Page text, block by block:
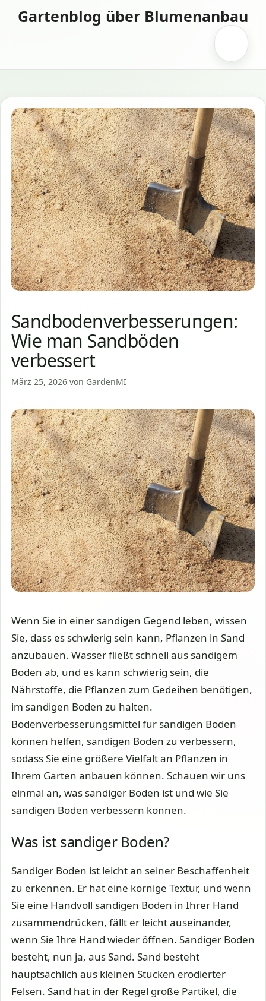
InhaltGartenblog über Blumenanbau
Sandbodenverbesserungen:
Wie man Sandböden
verbessert
März 25, 2026 von GardenMI
Wenn Sie in einer sandigen Gegend leben, wissen
Sie, dass es schwierig sein kann, Pflanzen in Sand
anzubauen. Wasser fließt schnell aus sandigem
Boden ab, und es kann schwierig sein, die
Nährstoffe, die Pflanzen zum Gedeihen benötigen,
im sandigen Boden zu halten.
Bodenverbesserungsmittel für sandigen Boden
können helfen, sandigen Boden zu verbessern,
sodass Sie eine größere Vielfalt an Pflanzen in
Ihrem Garten anbauen können. Schauen wir uns
einmal an, was sandiger Boden ist und wie Sie
sandigen Boden verbessern können.
Was ist sandiger Boden?
Sandiger Boden ist leicht an seiner Beschaffenheit
zu erkennen. Er hat eine körnige Textur, und wenn
Sie eine Handvoll sandigen Boden in Ihrer Hand
zusammendrücken, fällt er leicht auseinander,
wenn Sie Ihre Hand wieder öffnen. Sandiger Boden
besteht, nun ja, aus Sand. Sand besteht
hauptsächlich aus kleinen Stücken erodierter
Felsen. Sand hat in der Regel große Partikel, die